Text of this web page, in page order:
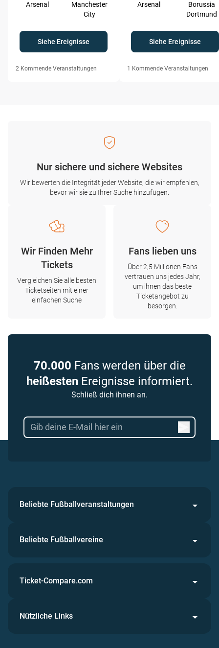
Arsenal
Manchester
City
Siehe Ereignisse
2 Kommende Veranstaltungen
Arsenal
Borussia
Dortmund
Siehe Ereignisse
1 Kommende Veranstaltungen
Nur sichere und sichere Websites
Wir bewerten die Integrität jeder Website, die wir empfehlen,
bevor wir sie zu Ihrer Suche hinzufügen.
Wir Finden Mehr
Tickets
Vergleichen Sie alle besten
Ticketseiten mit einer
einfachen Suche
Fans lieben uns
Über 2,5 Millionen Fans
vertrauen uns jedes Jahr,
um ihnen das beste
Ticketangebot zu
besorgen.
70.000 Fans werden über die
heißesten Ereignisse informiert.
Schließ dich ihnen an.
Beliebte Fußballveranstaltungen
Beliebte Fußballvereine
Ticket-Compare.com
Nützliche Links